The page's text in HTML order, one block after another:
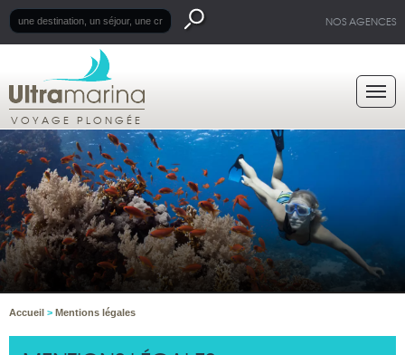
NOS AGENCES
VOYAGE PLONGÉE
Accueil > Mentions légales